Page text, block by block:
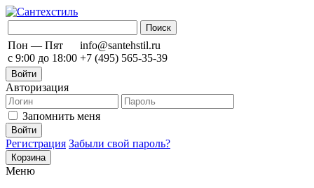
Пон — Пят
с 9:00 до 18:00
info@santehstil.ru
+7 (495) 565-35-39
Войти
Авторизация
Запомнить меня
Регистрация Забыли свой пароль?
Корзина
Меню